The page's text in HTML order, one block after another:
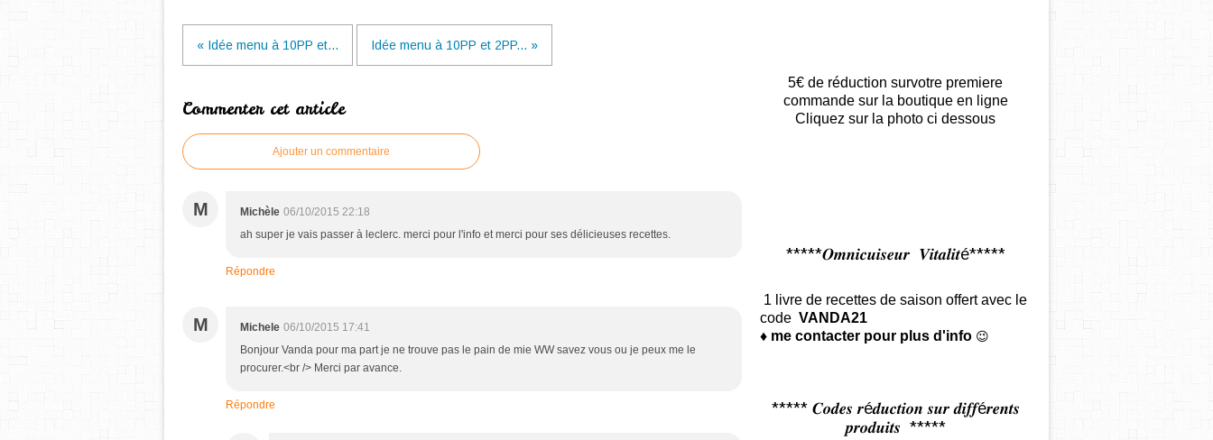
« Idée menu à 10PP et... Idée menu à 10PP et 2PP... »
Commenter cet article
Ajouter un commentaire
M Michèle 06/10/2015 22:18
ah super je vais passer à leclerc. merci pour l'info et merci pour ses délicieuses recettes.
Répondre
M Michele 06/10/2015 17:41
Bonjour Vanda pour ma part je ne trouve pas le pain de mie WW savez vous ou je peux me le
procurer.<br /> Merci par avance.
Répondre
5€ de réduction survotre premiere
commande sur la boutique en ligne
Cliquez sur la photo ci dessous
*****𝑶𝒎𝒏𝒊𝒄𝒖𝒊𝒔𝒆𝒖𝒓 𝑽𝒊𝒕𝒂𝒍𝒊𝒕é*****
1 livre de recettes de saison offertavec le
code VANDA21
♦ me contacter pour plus d'info 😉
***** 𝑪𝒐𝒅𝒆𝒔 𝒓é𝒅𝒖𝒄𝒕𝒊𝒐𝒏 𝒔𝒖𝒓 𝒅𝒊𝒇𝒇é𝒓𝒆𝒏𝒕𝒔
𝒑𝒓𝒐𝒅𝒖𝒊𝒕𝒔 *****